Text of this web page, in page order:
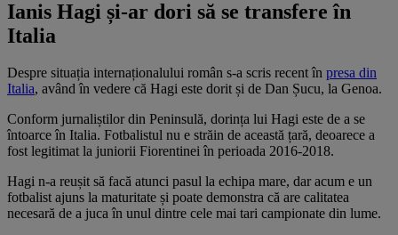
Ianis Hagi și-ar dori să se transfere în
Italia
Despre situația internaționalului român s-a scris recent în presa din
Italia, având în vedere că Hagi este dorit și de Dan Șucu, la Genoa.
Conform jurnaliștilor din Peninsulă, dorința lui Hagi este de a se
întoarce în Italia. Fotbalistul nu e străin de această țară, deoarece a
fost legitimat la juniorii Fiorentinei în perioada 2016-2018.
Hagi n-a reușit să facă atunci pasul la echipa mare, dar acum e un
fotbalist ajuns la maturitate și poate demonstra că are calitatea
necesară de a juca în unul dintre cele mai tari campionate din lume.